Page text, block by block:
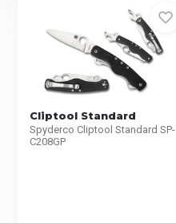
Cliptool Standard
Spyderco Cliptool Standard SP-
C208GP